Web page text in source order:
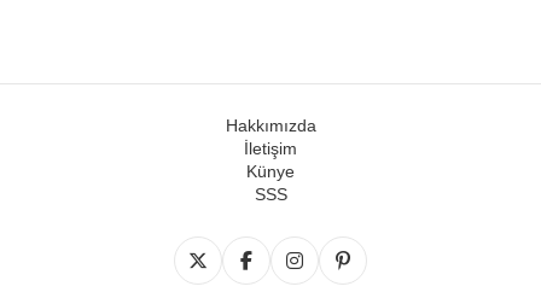
Hakkımızda
İletişim
Künye
SSS